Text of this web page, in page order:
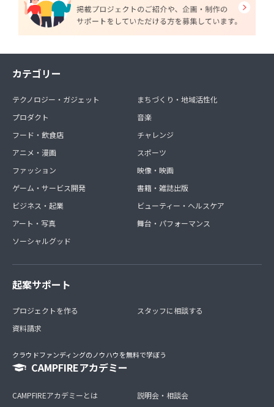
カテゴリー
テクノロジー・ガジェット
プロダクト
フード・飲食店
アニメ・漫画
ファッション
ゲーム・サービス開発
ビジネス・起業
アート・写真
ソーシャルグッド
まちづくり・地域活性化
音楽
チャレンジ
スポーツ
映像・映画
書籍・雑誌出版
ビューティー・ヘルスケア
舞台・パフォーマンス
起案サポート
プロジェクトを作る
資料請求
スタッフに相談する
クラウドファンディングのノウハウを無料で学ぼう
CAMPFIREアカデミー
CAMPFIREアカデミーとは
説明会・相談会